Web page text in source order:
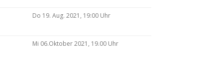
Do 19. Aug. 2021, 19:00 Uhr
Mi 06.Oktober 2021, 19.00 Uhr